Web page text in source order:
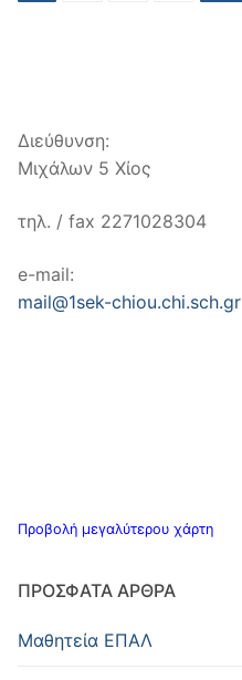
Διεύθυνση:
Μιχάλων 5 Χίος
τηλ. / fax 2271028304
e-mail:
mail@1sek-chiou.chi.sch.gr
Προβολή μεγαλύτερου χάρτη
ΠΡΌΣΦΑΤΑ ΆΡΘΡΑ
Μαθητεία ΕΠΑΛ